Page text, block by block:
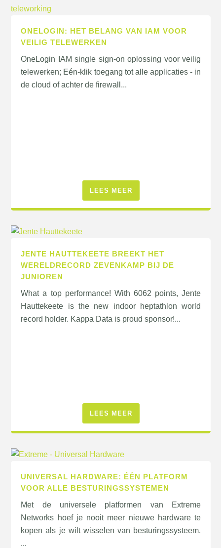
ONELOGIN: HET BELANG VAN IAM VOOR
VEILIG TELEWERKEN
OneLogin IAM single sign-on oplossing voor veilig
telewerken; Eén-klik toegang tot alle applicaties - in
de cloud of achter de firewall...
LEES MEER
JENTE HAUTTEKEETE BREEKT HET
WERELDRECORD ZEVENKAMP BIJ DE
JUNIOREN
What a top performance! With 6062 points, Jente
Hauttekeete is the new indoor heptathlon world
record holder. Kappa Data is proud sponsor!...
LEES MEER
UNIVERSAL HARDWARE: ÉÉN PLATFORM
VOOR ALLE BESTURINGSSYSTEMEN
Met de universele platformen van Extreme
Networks hoef je nooit meer nieuwe hardware te
kopen als je wilt wisselen van besturingssysteem.
...